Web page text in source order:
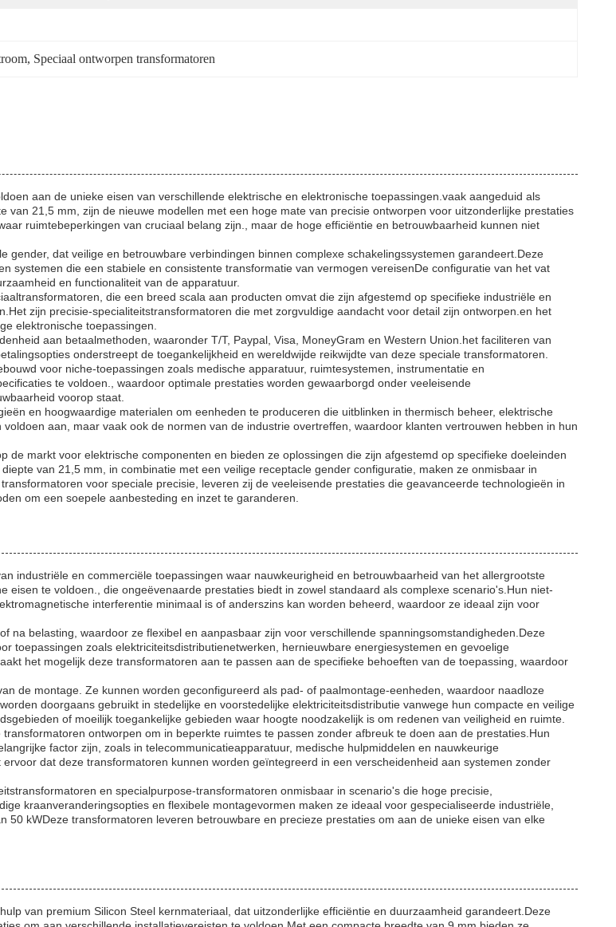
, Speciaal ontworpen transformatoren
aan de unieke eisen van verschillende elektrische en elektronische toepassingen.vaak aangeduid als
21,5 mm, zijn de nieuwe modellen met een hoge mate van precisie ontworpen voor uitzonderlijke prestaties
ruimtebeperkingen van cruciaal belang zijn., maar de hoge efficiëntie en betrouwbaarheid kunnen niet
dat veilige en betrouwbare verbindingen binnen complexe schakelingssystemen garandeert.Deze
systemen die een stabiele en consistente transformatie van vermogen vereisenDe configuratie van het vat
en functionaliteit van de apparatuur.
die een breed scala aan producten omvat die zijn afgestemd op specifieke industriële en
zijn precisie-specialiteitstransformatoren die met zorgvuldige aandacht voor detail zijn ontworpen.en het
elektronische toepassingen.
aan betaalmethoden, waaronder T/T, Paypal, Visa, MoneyGram en Western Union.het faciliteren van
onderstreept de toegankelijkheid en wereldwijde reikwijdte van deze speciale transformatoren.
voor niche-toepassingen zoals medische apparatuur, ruimtesystemen, instrumentatie en
te voldoen., waardoor optimale prestaties worden gewaarborgd onder veeleisende
voorop staat.
en hoogwaardige materialen om eenheden te produceren die uitblinken in thermisch beheer, elektrische
aan, maar vaak ook de normen van de industrie overtreffen, waardoor klanten vertrouwen hebben in hun
markt voor elektrische componenten en bieden ze oplossingen die zijn afgestemd op specifieke doeleinden
van 21,5 mm, in combinatie met een veilige receptacle gender configuratie, maken ze onmisbaar in
voor speciale precisie, leveren zij de veeleisende prestaties die geavanceerde technologieën in
om een soepele aanbesteding en inzet te garanderen.
industriële en commerciële toepassingen waar nauwkeurigheid en betrouwbaarheid van het allergrootste
te voldoen., die ongeëvenaarde prestaties biedt in zowel standaard als complexe scenario's.Hun niet-
interferentie minimaal is of anderszins kan worden beheerd, waardoor ze ideaal zijn voor
na belasting, waardoor ze flexibel en aanpasbaar zijn voor verschillende spanningsomstandigheden.Deze
toepassingen zoals elektriciteitsdistributienetwerken, hernieuwbare energiesystemen en gevoelige
het mogelijk deze transformatoren aan te passen aan de specifieke behoeften van de toepassing, waardoor
de montage. Ze kunnen worden geconfigureerd als pad- of paalmontage-eenheden, waardoor naadloze
doorgaans gebruikt in stedelijke en voorstedelijke elektriciteitsdistributie vanwege hun compacte en veilige
of moeilijk toegankelijke gebieden waar hoogte noodzakelijk is om redenen van veiligheid en ruimte.
ontworpen om in beperkte ruimtes te passen zonder afbreuk te doen aan de prestaties.Hun
factor zijn, zoals in telecommunicatieapparatuur, medische hulpmiddelen en nauwkeurige
dat deze transformatoren kunnen worden geïntegreerd in een verscheidenheid aan systemen zonder
en specialpurpose-transformatoren onmisbaar in scenario's die hoge precisie,
kraanveranderingsopties en flexibele montagevormen maken ze ideaal voor gespecialiseerde industriële,
kWDeze transformatoren leveren betrouwbare en precieze prestaties om aan de unieke eisen van elke
van premium Silicon Steel kernmateriaal, dat uitzonderlijke efficiëntie en duurzaamheid garandeert.Deze